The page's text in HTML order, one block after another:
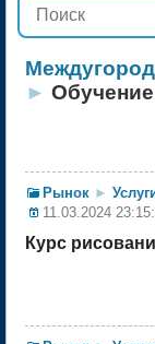
► Обучение
Рынок ►
11.03.2024
Курс